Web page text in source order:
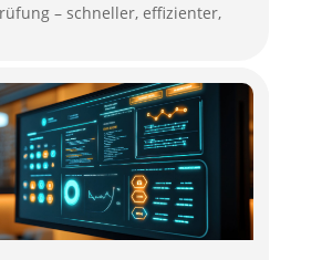
– schneller, effizienter,